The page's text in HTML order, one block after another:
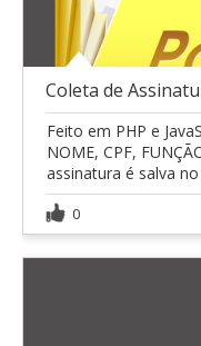
Coleta de
Feito em PHP e
NOME, CPF,
assinatura é salva
0